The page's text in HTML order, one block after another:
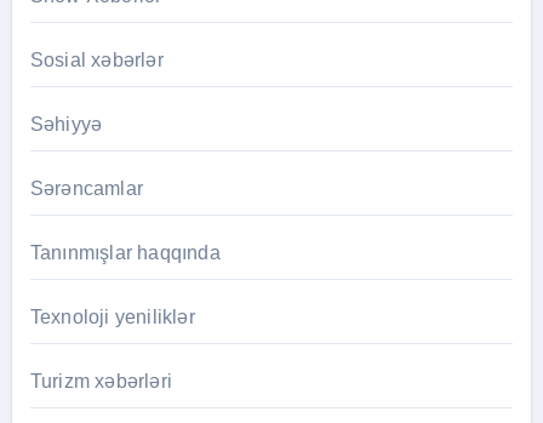
Sosial xəbərlər
Səhiyyə
Sərəncamlar
Tanınmışlar haqqında
Texnoloji yeniliklər
Turizm xəbərləri